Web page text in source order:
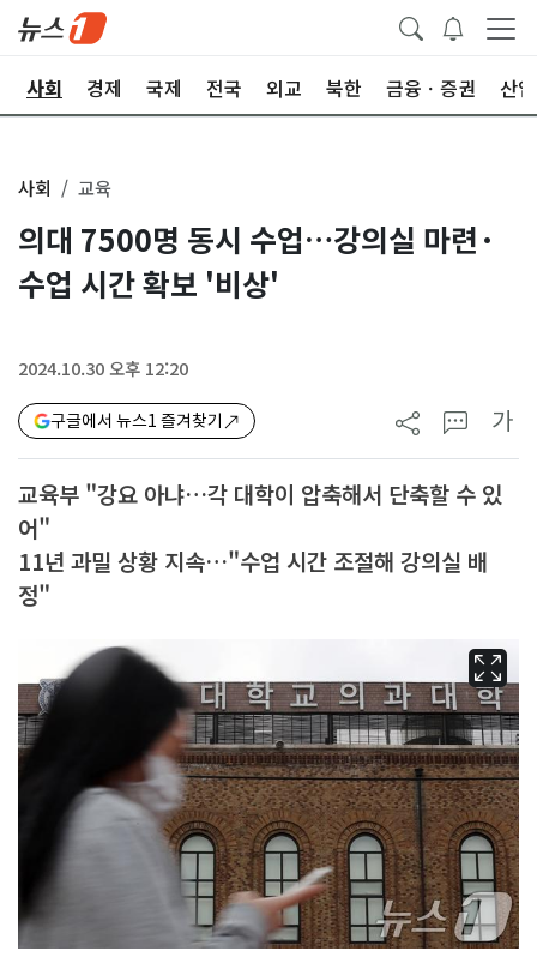
사회 경제 국제 전국 외교 북한 금융ㆍ증권 산업
사회 교육
의대 7500명 동시 수업…강의실 마련·
수업 시간 확보 '비상'
2024.10.30 오후 12:20
구글에서 뉴스1 즐겨찾기 가
교육부 "강요 아냐…각 대학이 압축해서 단축할 수 있
어"
11년 과밀 상황 지속…"수업 시간 조절해 강의실 배
정"